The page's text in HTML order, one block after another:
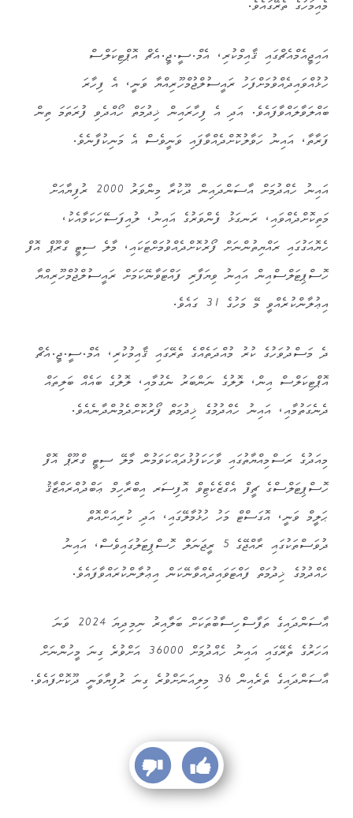
މެއިމަހުގެ ތެރޭގައެވެ.
އައިޖީއެމްއެޗްގައި ޤާއިމްކުރި، އެމް.ސީ.ޖީ.އެޗް އޮޕްޓިކަލްސް
ހުޅުއްވައިދެއްވުމަށްފަހު ރައީސުލްޖުމްހޫރިއްޔާ ވަނީ، އެ ފިހާރަ
ބައްލަވާލައްވާފައެވެ. އަދި އެ ފިހާރައިން ޚިދުމަތް ހޯއްދެވި ފުރަތަމަ ތިން
ފަރާތާ، އައިނު ހަވާލުކޮށްދެއްވާފައި ވަނީވެސް އެ މަނިކުފާނެވެ.
އައިނު ހެއްދުމަށް އާސަންދައިން ދޫކުރާ މިންވަރު 2000 ރުފިޔާއަށް
މަތިކޮށްދެއްވައި، ރަނގަޅު ފެންވަރުގެ އައިނު، ލުއިފަސޭހަކަމާއެކު،
ހެޔޮއަގުގައި ރައްޔިތުންނަށް ފޯރުކޮށްދެއްވުމަށްޓަކައި، މާލެ ސިޓީ ގްރޫޕް އޮފް
ހޮސްޕިޓަލްސްއިން އައިނު ވިޔަފާރި ފައްޓަވާނޭކަމަށް ރައީސުލްޖުމްހޫރިއްޔާ
އިޢުލާންކުރެއްވީ މޭ މަހުގެ 31 ގައެވެ.
ދެ މަސްދުވަހުގެ ކުރު މުއްދަތެއްގެ ތެރޭގައި ޤާއިމުކުރި، އެމް.ސީ.ޖީ.އެޗް
އޮޕްޓިކަލްސް އިން، ލޮލުގެ ނަންބަރު ނެގުމާއި، ލޮލުގެ ބައެއް ބަލިތައް
ދެނެގަތުމާއި، އައިނު ހެއްދުމުގެ ޚިދުމަތް ފޯރުކޮށްދެމުންދާނެއެވެ.
މިއަދުގެ ރަސްމިއްޔާތުގައި ވާހަކަފުޅުދައްކަވަމުން މާލޭ ސިޓީ ގްރޫޕް އޮފް
ހޮސްޕިޓަލްސްގެ ޗީފް އެގްޒެކެޓިވް އޮފިސަރ އިބްރާހިމް ޢަބްދުއްރައްޒާޤު
ޙަލީމް ވަނީ، އޮގަސްޓް މަހު ހުޅުމާލޭގައި، އަދި ކުރިއަށްއޮތް
ދުވަސްތަކުގައި ރާއްޖޭގެ 5 ރީޖަނަލް ހޮސްޕިޓަލުގައިވެސް، އައިނު
ހެއްދުމުގެ ޚިދުމަތް ފައްޓަވައިދެއްވާނޭކަން އިޢުލާންކުރައްވާފައެވެ.
އާސަންދައިގެ ތަފާސްހިސާބުތަކަށް ބަލާއިރު ނިމިދިޔަ 2024 ވަނަ
އަހަރުގެ ތެރޭގައި އައިނު ހެއްދުމަށް 36000 އަށްވުރެ ގިނަ މީހުންނަށް
އާސަންދައިގެ ތެރެއިން 36 މިލިއަނަށްވުރެ ގިނަ ރުފިޔާވަނީ ދޫކޮށްފައެވެ.